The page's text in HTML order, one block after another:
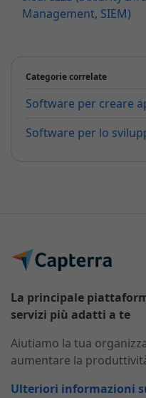
Management, SIEM)
Categorie correlate
Software per creare
Software per lo
La principale
servizi più adatti a te
Aiutiamo la tua
aumentare la
Ulteriori informazioni